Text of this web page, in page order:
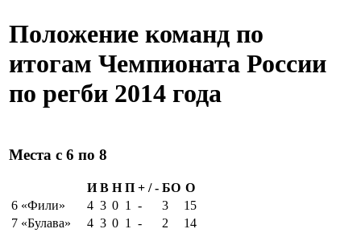
Положение команд по
итогам Чемпионата России
по регби 2014 года
Места с 6 по 8
И В Н П + / - БО О
6 «Фили» 4 3 0 1 - 3
15
7 «Булава» 4 3 0 1 - 2
14